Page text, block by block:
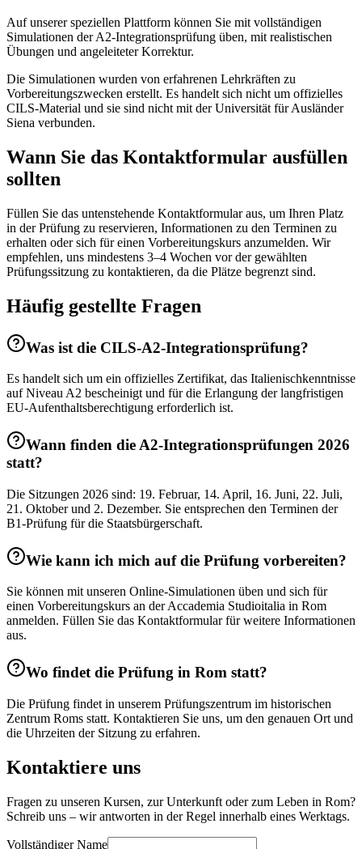
Auf unserer speziellen Plattform können Sie mit vollständigen
Simulationen der A2-Integrationsprüfung üben, mit realistischen
Übungen und angeleiteter Korrektur.
Die Simulationen wurden von erfahrenen Lehrkräften zu
Vorbereitungszwecken erstellt. Es handelt sich nicht um offizielles
CILS-Material und sie sind nicht mit der Universität für Ausländer
Siena verbunden.
Wann Sie das Kontaktformular ausfüllen
sollten
Füllen Sie das untenstehende Kontaktformular aus, um Ihren Platz
in der Prüfung zu reservieren, Informationen zu den Terminen zu
erhalten oder sich für einen Vorbereitungskurs anzumelden. Wir
empfehlen, uns mindestens 3–4 Wochen vor der gewählten
Prüfungssitzung zu kontaktieren, da die Plätze begrenzt sind.
Häufig gestellte Fragen
Was ist die CILS-A2-Integrationsprüfung?
Es handelt sich um ein offizielles Zertifikat, das Italienischkenntnisse
auf Niveau A2 bescheinigt und für die Erlangung der langfristigen
EU-Aufenthaltsberechtigung erforderlich ist.
Wann finden die A2-Integrationsprüfungen 2026
statt?
Die Sitzungen 2026 sind: 19. Februar, 14. April, 16. Juni, 22. Juli,
21. Oktober und 2. Dezember. Sie entsprechen den Terminen der
B1-Prüfung für die Staatsbürgerschaft.
Wie kann ich mich auf die Prüfung vorbereiten?
Sie können mit unseren Online-Simulationen üben und sich für
einen Vorbereitungskurs an der Accademia Studioitalia in Rom
anmelden. Füllen Sie das Kontaktformular für weitere Informationen
aus.
Wo findet die Prüfung in Rom statt?
Die Prüfung findet in unserem Prüfungszentrum im historischen
Zentrum Roms statt. Kontaktieren Sie uns, um den genauen Ort und
die Uhrzeiten der Sitzung zu erfahren.
Kontaktiere uns
Fragen zu unseren Kursen, zur Unterkunft oder zum Leben in Rom?
Schreib uns – wir antworten in der Regel innerhalb eines Werktags.
Vollständiger Name